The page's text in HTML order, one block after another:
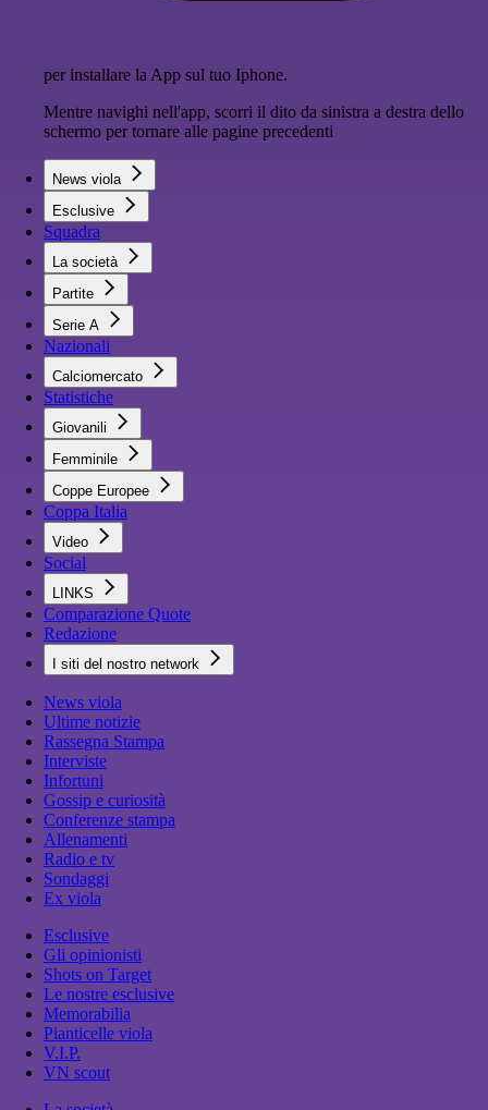
per installare la App sul tuo Iphone.
Mentre navighi nell'app, scorri il dito da sinistra a destra dello
schermo per tornare alle pagine precedenti
News viola
Esclusive
Squadra
La società
Partite
Serie A
Nazionali
Calciomercato
Statistiche
Giovanili
Femminile
Coppe Europee
Coppa Italia
Video
Social
LINKS
Comparazione Quote
Redazione
I siti del nostro network
News viola
Ultime notizie
Rassegna Stampa
Interviste
Infortuni
Gossip e curiosità
Conferenze stampa
Allenamenti
Radio e tv
Sondaggi
Ex viola
Esclusive
Gli opinionisti
Shots on Target
Le nostre esclusive
Memorabilia
Pianticelle viola
V.I.P.
VN scout